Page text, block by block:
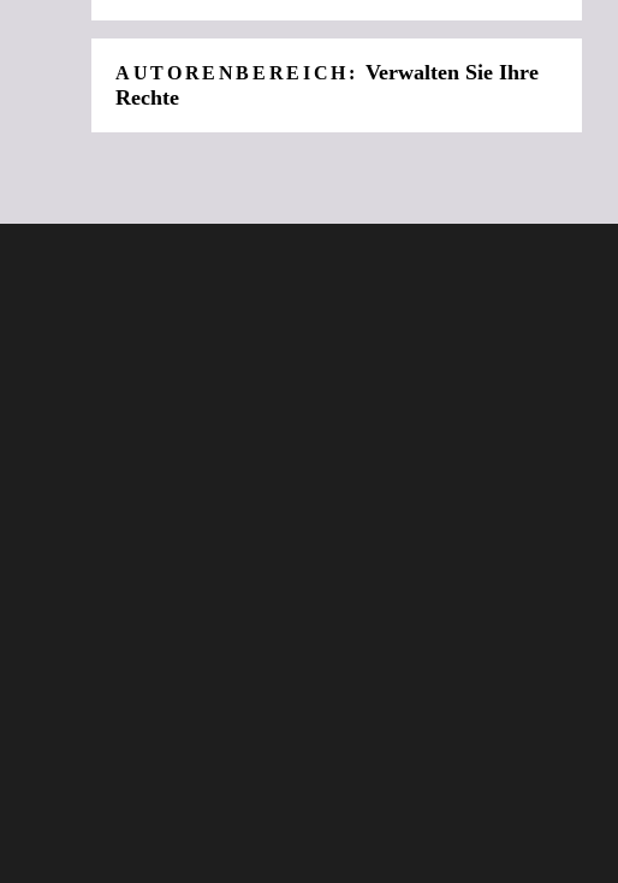
AUTORENBEREICH:Verwalten Sie Ihre
Rechte